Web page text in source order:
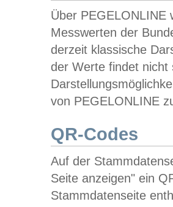
Über PEGELONLINE
Messwerten der
derzeit klassische
der Werte findet
von PEGELONLINE
QR-Codes
Auf der
Seite anzeigen" ein
Stammdatenseite